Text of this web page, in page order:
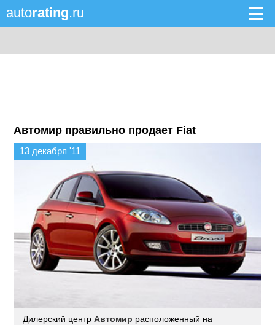
autorating.ru
Автомир правильно продает Fiat
13 декабря '11
Дилерский центрАвтомир расположенный на